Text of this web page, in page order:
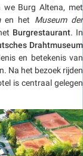
Burg Altena, met
en het Museum der
Burgrestaurant. In
Drahtmuseum
en betekenis van
Na het bezoek rijden
is centraal gelegen